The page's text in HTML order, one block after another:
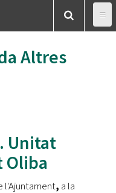
Altres
Unitat
Oliba
l'Ajuntament, a la